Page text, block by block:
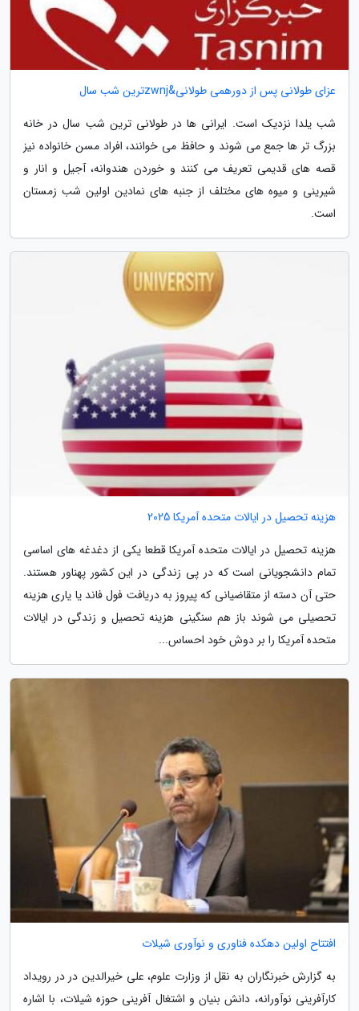
عزای طولانی پس از دورهمی طولانی&zwnjترین شب سال
شب یلدا نزدیک است. ایرانی ها در طولانی ترین شب سال در خانه
بزرگ تر ها جمع می شوند و حافظ می خوانند، افراد مسن خانواده نیز
قصه های قدیمی تعریف می کنند و خوردن هندوانه، آجیل و انار و
شیرینی و میوه های مختلف از جنبه های نمادین اولین شب زمستان
است.
هزینه تحصیل در ایالات متحده آمریکا 2025
هزینه تحصیل در ایالات متحده آمریکا قطعا یکی از دغدغه های اساسی
تمام دانشجویانی است که در پی زندگی در این کشور پهناور هستند.
حتی آن دسته از متقاضیانی که پیروز به دریافت فول فاند یا یاری هزینه
تحصیلی می شوند باز هم سنگینی هزینه تحصیل و زندگی در ایالات
متحده آمریکا را بر دوش خود احساس...
افتتاح اولین دهکده فناوری و نوآوری شیلات
به گزارش خبرنگاران به نقل از وزارت علوم، علی خیرالدین در در رویداد
کارآفرینی نوآورانه، دانش بنیان و اشتغال آفرینی حوزه شیلات، با اشاره